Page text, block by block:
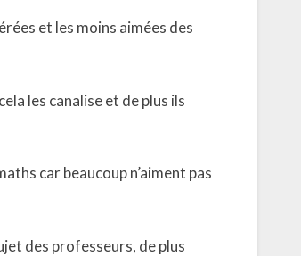
et les moins aimées des
les canalise et de plus ils
car beaucoup n’aiment pas
des professeurs, de plus